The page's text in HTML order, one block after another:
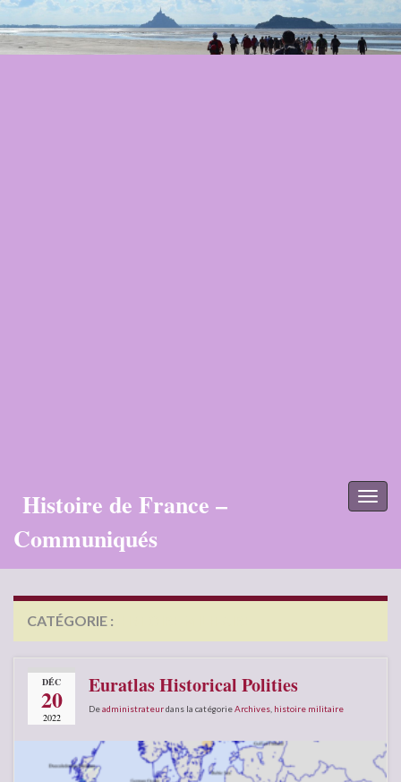
Histoire de France –
Communiqués
CATÉGORIE :
DÉC
20
2022
Euratlas Historical Polities
Deadministrateurdans la catégorieArchives histoire militaire